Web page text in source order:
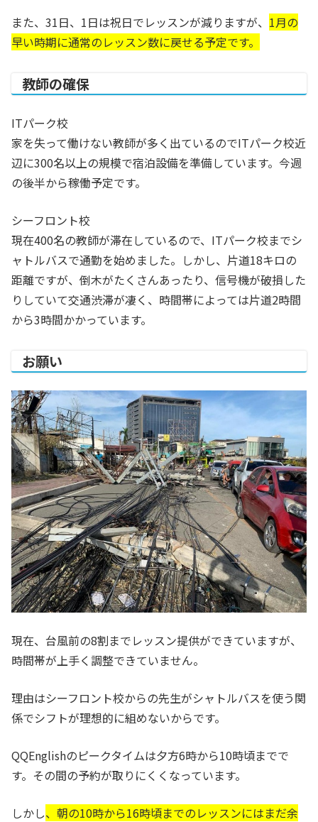
また、31日、1日は祝日でレッスンが減りますが、 1月の
早い時期に通常のレッスン数に戻せる予定です。
教師の確保
ITパーク校
家を失って働けない教師が多く出ているのでITパーク校近
辺に300名以上の規模で宿泊設備を準備しています。今週
の後半から稼働予定です。
シーフロント校
現在400名の教師が滞在しているので、ITパーク校までシ
ャトルバスで通勤を始めました。しかし、片道18キロの
距離ですが、倒木がたくさんあったり、信号機が破損した
りしていて交通渋滞が凄く、時間帯によっては片道2時間
から3時間かかっています。
お願い
現在、台風前の8割までレッスン提供ができていますが、
時間帯が上手く調整できていません。
理由はシーフロント校からの先生がシャトルバスを使う関
係でシフトが理想的に組めないからです。
QQEnglishのピークタイムは夕方6時から10時頃までで
す。その間の予約が取りにくくなっています。
しかし、朝の10時から16時頃までのレッスンにはまだ余